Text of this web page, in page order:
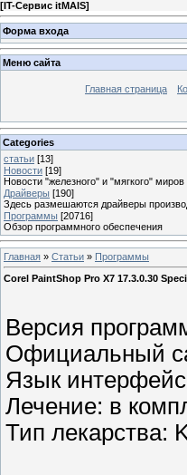
[IT-Сервис itMAIS]
Форма входа
Меню сайта
Главная страница
Categories
статьи [13]
Новости [19]
Новости "железного" и "мягкого" миров
Драйверы [190]
Здесь размешаются драйверы
Программы [20716]
Обзор программного обеспечения
Главная » Статьи » Программы
Corel PaintShop Pro X7 17.3.0.30
Версия
Официальный
Язык
Лечение: в
Тип лекарства: